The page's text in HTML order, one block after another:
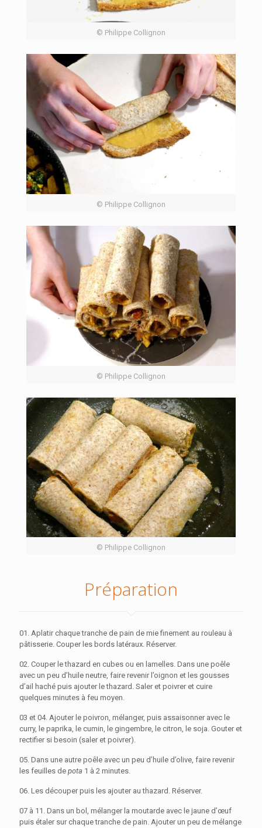
© Philippe Collignon
© Philippe Collignon
© Philippe Collignon
© Philippe Collignon
Préparation
01. Aplatir chaque tranche de pain de mie finement au rouleau à
pâtisserie. Couper les bords latéraux. Réserver.
02. Couper le thazard en cubes ou en lamelles. Dans une poêle
avec un peu d’huile neutre, faire revenir l’oignon et les gousses
d’ail haché puis ajouter le thazard. Saler et poivrer et cuire
quelques minutes à feu moyen.
03 et 04. Ajouter le poivron, mélanger, puis assaisonner avec le
curry, le paprika, le cumin, le gingembre, le citron, le soja. Gouter et
rectifier si besoin (saler et poivrer).
05. Dans une autre poêle avec un peu d’huile d’olive, faire revenir
les feuilles de pota 1 à 2 minutes.
06. Les découper puis les ajouter au thazard. Réserver.
07 à 11. Dans un bol, mélanger la moutarde avec le jaune d’œuf
puis étaler sur chaque tranche de pain. Ajouter un peu de mélange